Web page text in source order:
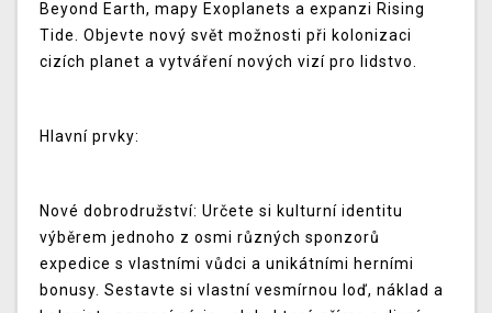
Beyond Earth, mapy Exoplanets a expanzi Rising
Tide. Objevte nový svět možnosti při kolonizaci
cizích planet a vytváření nových vizí pro lidstvo.
Hlavní prvky:
Nové dobrodružství: Určete si kulturní identitu
výběrem jednoho z osmi různých sponzorů
expedice s vlastními vůdci a unikátními herními
bonusy. Sestavte si vlastní vesmírnou loď, náklad a